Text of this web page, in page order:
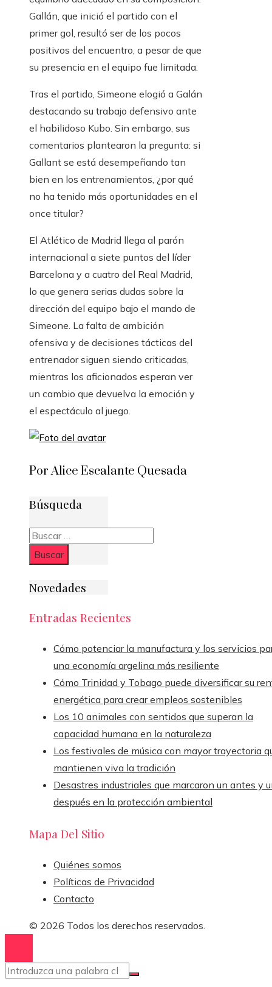
Gallán, que inició el partido con el
primer gol, resultó ser de los pocos
positivos del encuentro, a pesar de que
su presencia en el equipo fue limitada.
Tras el partido, Simeone elogió a Galán
destacando su trabajo defensivo ante
el habilidoso Kubo. Sin embargo, sus
comentarios plantearon la pregunta: si
Gallant se está desempeñando tan
bien en los entrenamientos, ¿por qué
no ha tenido más oportunidades en el
once titular?
El Atlético de Madrid llega al parón
internacional a siete puntos del líder
Barcelona y a cuatro del Real Madrid,
lo que genera serias dudas sobre la
dirección del equipo bajo el mando de
Simeone. La falta de ambición
ofensiva y de decisiones tácticas del
entrenador siguen siendo criticadas,
mientras los aficionados esperan ver
un cambio que devuelva la emoción y
el espectáculo al juego.
Por Alice Escalante Quesada
Búsqueda
Buscar:
Novedades
Entradas Recientes
Cómo potenciar la manufactura y los servicios
una economía argelina más resiliente
Cómo Trinidad y Tobago puede diversificar su
energética para crear empleos sostenibles
Los 10 animales con sentidos que superan la
capacidad humana en la naturaleza
Los festivales de música con mayor trayectoria
mantienen viva la tradición
Desastres industriales que marcaron un antes y
después en la protección ambiental
Mapa Del Sitio
Quiénes somos
Políticas de Privacidad
Contacto
© 2026 Todos los derechos reservados.